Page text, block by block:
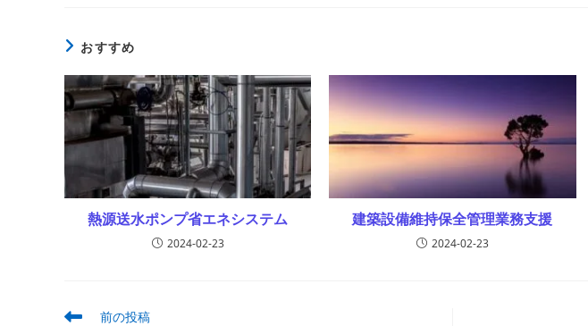
おすすめ
熱源送水ポンプ省エネシステム
2024-02-23
建築設備維持保全管理業務支援
2024-02-23
そ
前の投稿